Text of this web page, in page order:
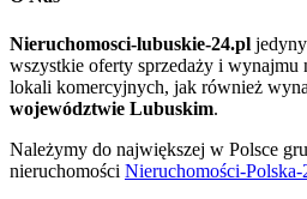
Nieruchomosci-lubuskie-24.pl
wszystkie oferty sprzedaży i wynajmu
lokali komercyjnych, jak również
województwie Lubuskim.
Należymy do największej w Polsce
nieruchomości Nieruchomości-Polska-